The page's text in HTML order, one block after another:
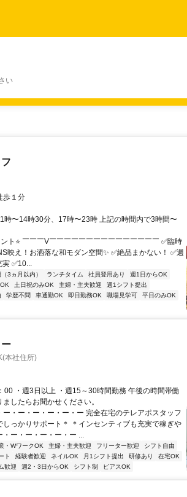
い
歩１分
時〜14時30分、17時〜23時 上記の時間内で3時間〜
ト⭐ ￣￣￣V￣￣￣￣￣￣￣￣￣￣￣￣￣￣￣ ✅臨時
映え！お洒落な和モダン空間✨ ✅絶品まかない！ ✅週
✅10...
3ヵ月以内） ランチタイム 社員登用あり
週1日からOK
土日祝のみOK 主婦・主夫歓迎
週1シフト提出
学歴不問 車通勤OK 即日勤務OK 職場見学可
平日のみOK
本社住所)
00 ・週3日以上 ・週15～30時間勤務 午後の時間帯働
したらお聞かせください。
・ー・ー・ー・ー・ー 完全在宅のテレアポスタッフ
っかりサポート＊ ＊インセンティブも充実で稼ぎや
ー・ー・ー・ー・ー ...
・WワークOK 主婦・主夫歓迎 フリーター歓迎
シフト自由
ト 経験者歓迎 ネイルOK 月1シフト提出 研修あり
在宅OK
歓迎 週2・3日からOK シフト制 ピアスOK